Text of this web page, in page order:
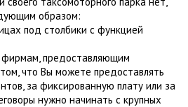
образом:
под столбики с функцией
предоставляющим
что Вы можете предоставлять
за фиксированную плату или за
нужно начинать с крупных